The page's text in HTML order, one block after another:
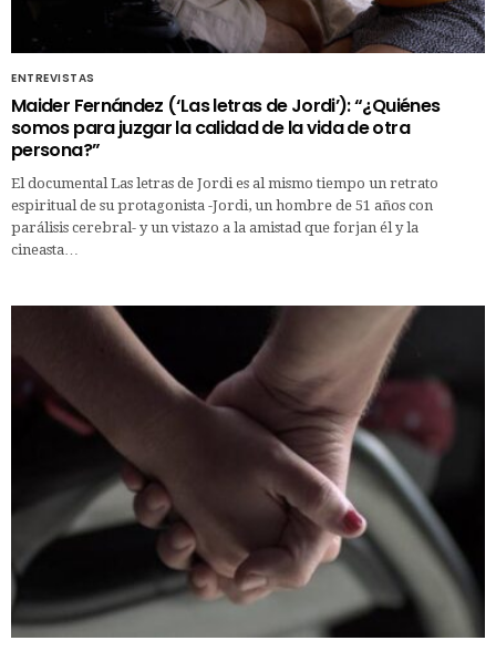
ENTREVISTAS
Maider Fernández (‘Las letras de Jordi’): “¿Quiénes
somos para juzgar la calidad de la vida de otra
persona?”
El documental Las letras de Jordi es al mismo tiempo un retrato
espiritual de su protagonista -Jordi, un hombre de 51 años con
parálisis cerebral- y un vistazo a la amistad que forjan él y la
cineasta…